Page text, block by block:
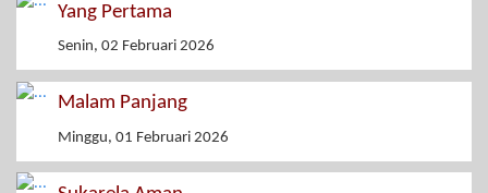
Yang Pertama
Senin, 02 Februari 2026
Malam Panjang
Minggu, 01 Februari 2026